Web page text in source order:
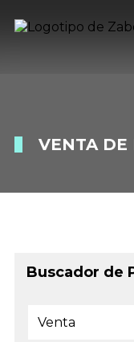
VENTA DE
Buscador de
Venta